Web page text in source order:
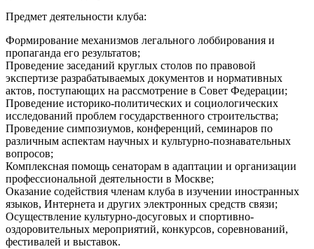
Предмет деятельности клуба:
Формирование механизмов легального лоббирования и
пропаганда его результатов;
Проведение заседаний круглых столов по правовой
экспертизе разрабатываемых документов и нормативных
актов, поступающих на рассмотрение в Совет Федерации;
Проведение историко-политических и социологических
исследований проблем государственного строительства;
Проведение симпозиумов, конференций, семинаров по
различным аспектам научных и культурно-познавательных
вопросов;
Комплексная помощь сенаторам в адаптации и организации
профессиональной деятельности в Москве;
Оказание содействия членам клуба в изучении иностранных
языков, Интернета и других электронных средств связи;
Осуществление культурно-досуговых и спортивно-
оздоровительных мероприятий, конкурсов, соревнований,
фестивалей и выставок.